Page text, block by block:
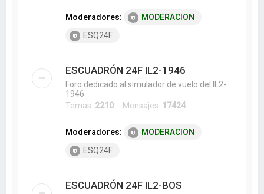
Moderadores:
MODERACION
ESQ24F
ESCUADRÓN 24F IL2-1946
Foro dedicado al simulador de vuelo del IL2-
1946
Temas: 2210 Mensajes: 17424
Moderadores:
MODERACION
ESQ24F
ESCUADRÓN 24F IL2-BOS